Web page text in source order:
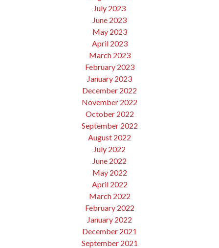
July 2023
June 2023
May 2023
April 2023
March 2023
February 2023
January 2023
December 2022
November 2022
October 2022
September 2022
August 2022
July 2022
June 2022
May 2022
April 2022
March 2022
February 2022
January 2022
December 2021
September 2021